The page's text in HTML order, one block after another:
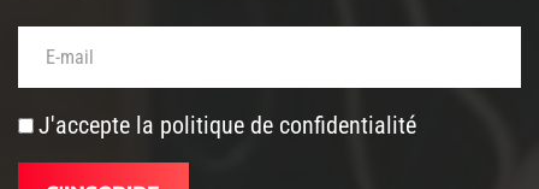
Votre adresse de messagerie (obligatoire)
J'accepte la politique de confidentialité